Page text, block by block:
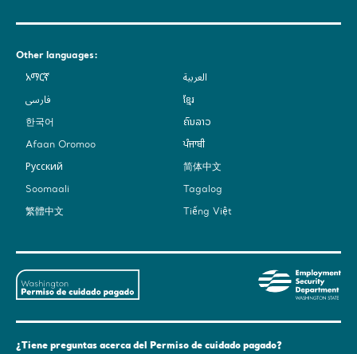
Other languages:
አማርኛ العربية
فارسی ខ្មែរ
한국어 ຄົນລາວ
Afaan Oromoo ਪੰਜਾਬੀ
Русский 简体中文
Soomaali Tagalog
繁體中文 Tiếng Việt
Family
Medical
-
¿Tiene preguntas acerca del Permiso de cuidado pagado?